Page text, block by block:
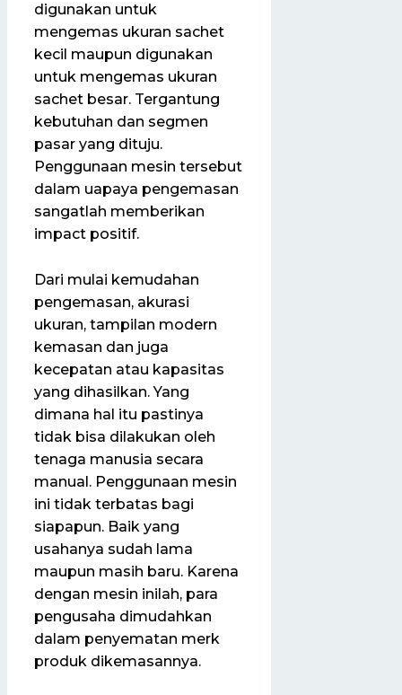
digunakan untuk
mengemas ukuran sachet
kecil maupun digunakan
untuk mengemas ukuran
sachet besar. Tergantung
kebutuhan dan segmen
pasar yang dituju.
Penggunaan mesin tersebut
dalam uapaya pengemasan
sangatlah memberikan
impact positif.
Dari mulai kemudahan
pengemasan, akurasi
ukuran, tampilan modern
kemasan dan juga
kecepatan atau kapasitas
yang dihasilkan. Yang
dimana hal itu pastinya
tidak bisa dilakukan oleh
tenaga manusia secara
manual. Penggunaan mesin
ini tidak terbatas bagi
siapapun. Baik yang
usahanya sudah lama
maupun masih baru. Karena
dengan mesin inilah, para
pengusaha dimudahkan
dalam penyematan merk
produk dikemasannya.